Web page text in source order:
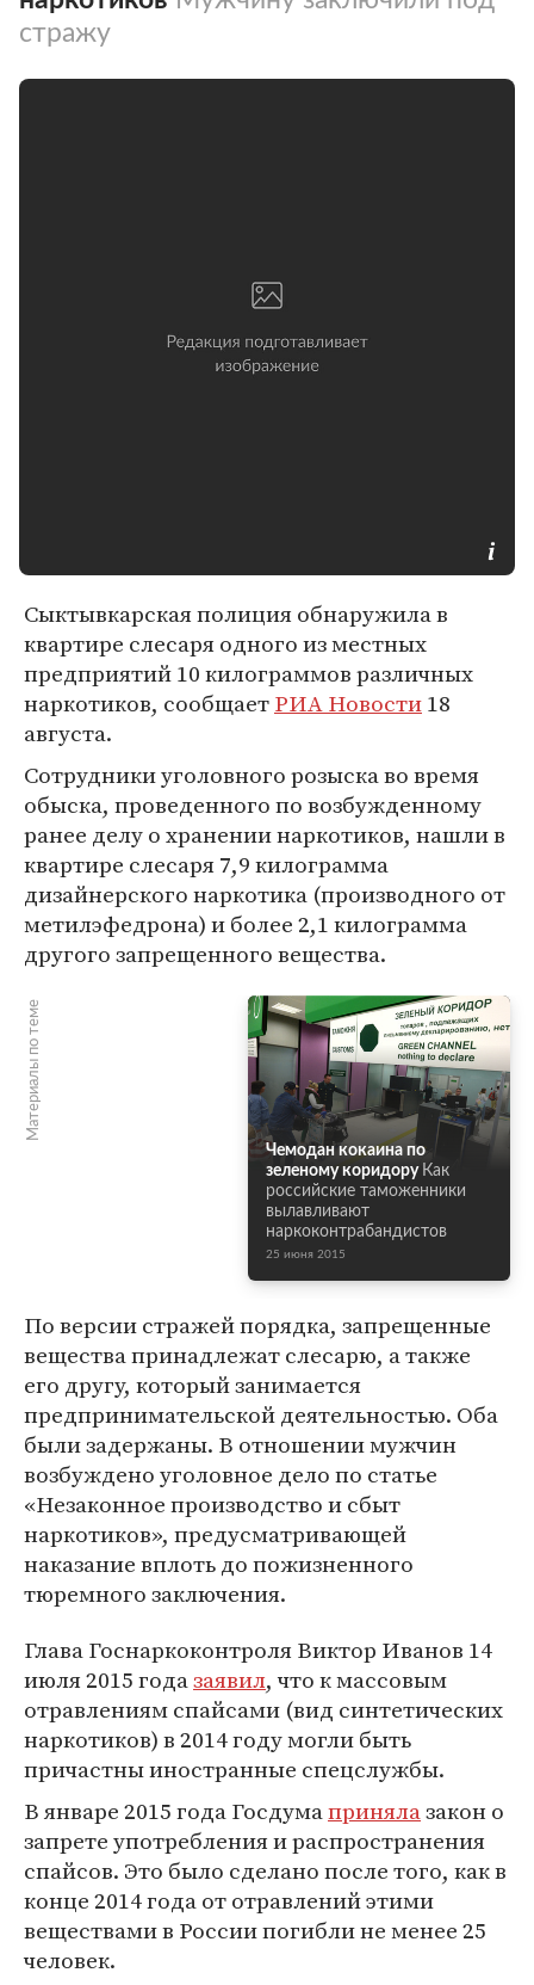
стражу
Сыктывкарская полиция обнаружила в
квартире слесаря одного из местных
предприятий 10 килограммов различных
наркотиков, сообщаетРИА Новости18
августа.
Сотрудники уголовного розыска во время
обыска, проведенного по возбужденному
ранее делу о хранении наркотиков, нашли в
квартире слесаря 7,9 килограмма
дизайнерского наркотика (производного от
метилэфедрона) и более 2,1 килограмма
другого запрещенного вещества.
Материалы по теме
Чемодан кокаина по
зеленому коридору Как
российские таможенники
вылавливают
наркоконтрабандистов
25 июня 2015
По версии стражей порядка, запрещенные
вещества принадлежат слесарю, а также
его другу, который занимается
предпринимательской деятельностью. Оба
были задержаны. В отношении мужчин
возбуждено уголовное дело по статье
«Незаконное производство и сбыт
наркотиков», предусматривающей
наказание вплоть до пожизненного
тюремного заключения.
Глава Госнаркоконтроля Виктор Иванов 14
июля 2015 годазаявил, что к массовым
отравлениям спайсами (вид синтетических
наркотиков) в 2014 году могли быть
причастны иностранные спецслужбы.
В январе 2015 года Госдумапринялазакон о
запрете употребления и распространения
спайсов. Это было сделано после того, как в
конце 2014 года от отравлений этими
веществами в России погибли не менее 25
человек.